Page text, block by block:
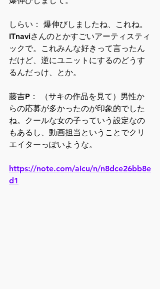
しらい： 爆伸びしましたね、これね。
ITnaviさんのとかすごいアーティスティ
ックで。これみんな好きって言ったん
だけど、逆にユニットにするのどうす
るんだっけ、とか。
藤吉P： （サキの作品を見て）男性か
らの応募が多かったのが印象的でした
ね。クールな女の子っていう設定なの
もあるし、動画担当ということでクリ
エイターっぽいような。
https://note.com/aicu/n/n8dce26bb8e
d1